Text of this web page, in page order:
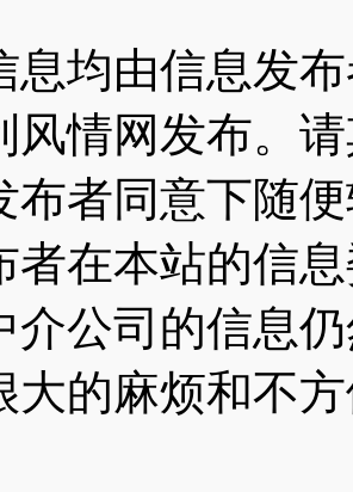
息均由信息发
风情网发布。
布者同意下随
者在本站的信
介公司的信息
大的麻烦和不